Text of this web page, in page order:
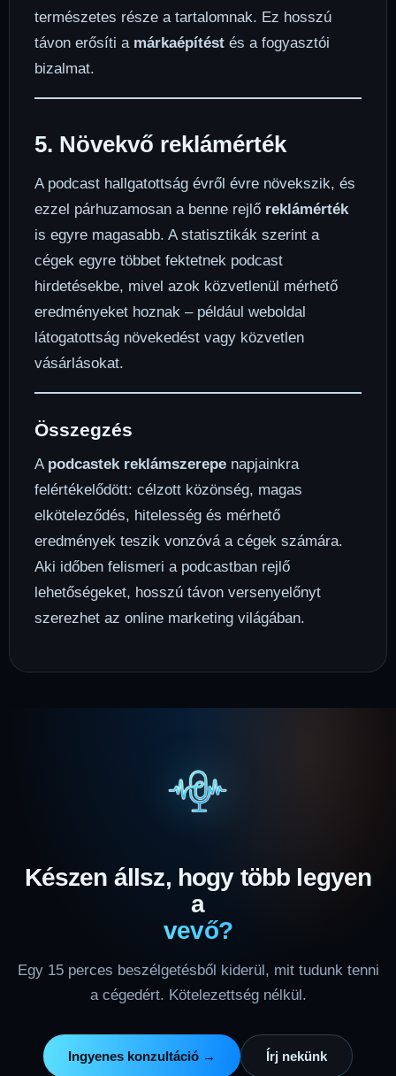
természetes része a tartalomnak. Ez hosszú
távon erősíti a márkaépítést és a fogyasztói
bizalmat.
5. Növekvő reklámérték
A podcast hallgatottság évről évre növekszik, és
ezzel párhuzamosan a benne rejlő reklámérték
is egyre magasabb. A statisztikák szerint a
cégek egyre többet fektetnek podcast
hirdetésekbe, mivel azok közvetlenül mérhető
eredményeket hoznak – például weboldal
látogatottság növekedést vagy közvetlen
vásárlásokat.
Összegzés
A podcastek reklámszerepe napjainkra
felértékelődött: célzott közönség, magas
elköteleződés, hitelesség és mérhető
eredmények teszik vonzóvá a cégek számára.
Aki időben felismeri a podcastban rejlő
lehetőségeket, hosszú távon versenyelőnyt
szerezhet az online marketing világában.
Készen állsz, hogy több legyen
a
vevő?
Egy 15 perces beszélgetésből kiderül, mit tudunk tenni
a cégedért. Kötelezettség nélkül.
Ingyenes konzultáció → Írj nekünk